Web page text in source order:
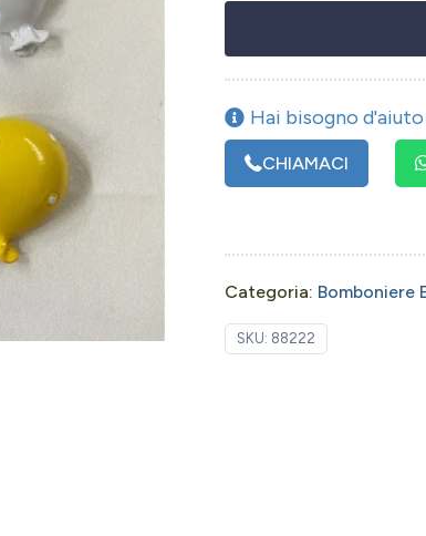
Hai bisogno
CHIAMACI
Categoria: Bomboniere
SKU: 88222